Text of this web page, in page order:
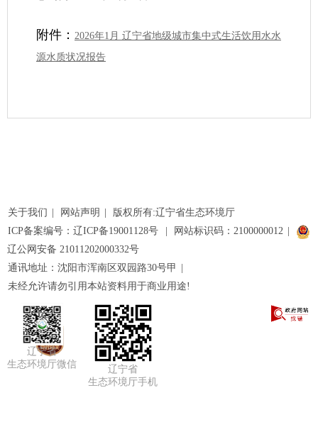
附件： 2026年1月 辽宁省地级城市集中式生活饮用水水
源水质状况报告
关于我们 网站声明
版权所有:辽宁省生态环境厅
ICP备案编号：辽ICP备19001128号
网站标识码：2100000012
辽公网安备 21011202000332号
通讯地址：沈阳市浑南区双园路30号甲
未经允许请勿引用本站资料用于商业用途!
辽宁省
生态环境厅微信
辽宁省
生态环境厅手机